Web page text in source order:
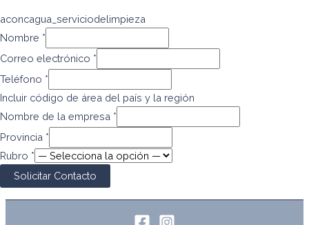
aconcagua_serviciodelimpieza
Nombre *
Correo electrónico *
Teléfono *
Incluir código de área del país y la región
Nombre de la empresa *
Provincia *
Rubro *
Solicitar Contacto